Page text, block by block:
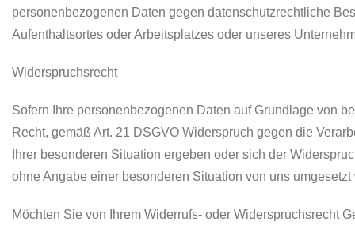
personenbezogenen Daten gegen datenschutzrechtliche
Aufenthaltsortes oder Arbeitsplatzes oder unseres
Widerspruchsrecht
Sofern Ihre personenbezogenen Daten auf Grundlage von
Recht, gemäß Art. 21 DSGVO Widerspruch gegen die
Ihrer besonderen Situation ergeben oder sich der
ohne Angabe einer besonderen Situation von uns umgesetzt
Möchten Sie von Ihrem Widerrufs- oder Widerspruchsrecht